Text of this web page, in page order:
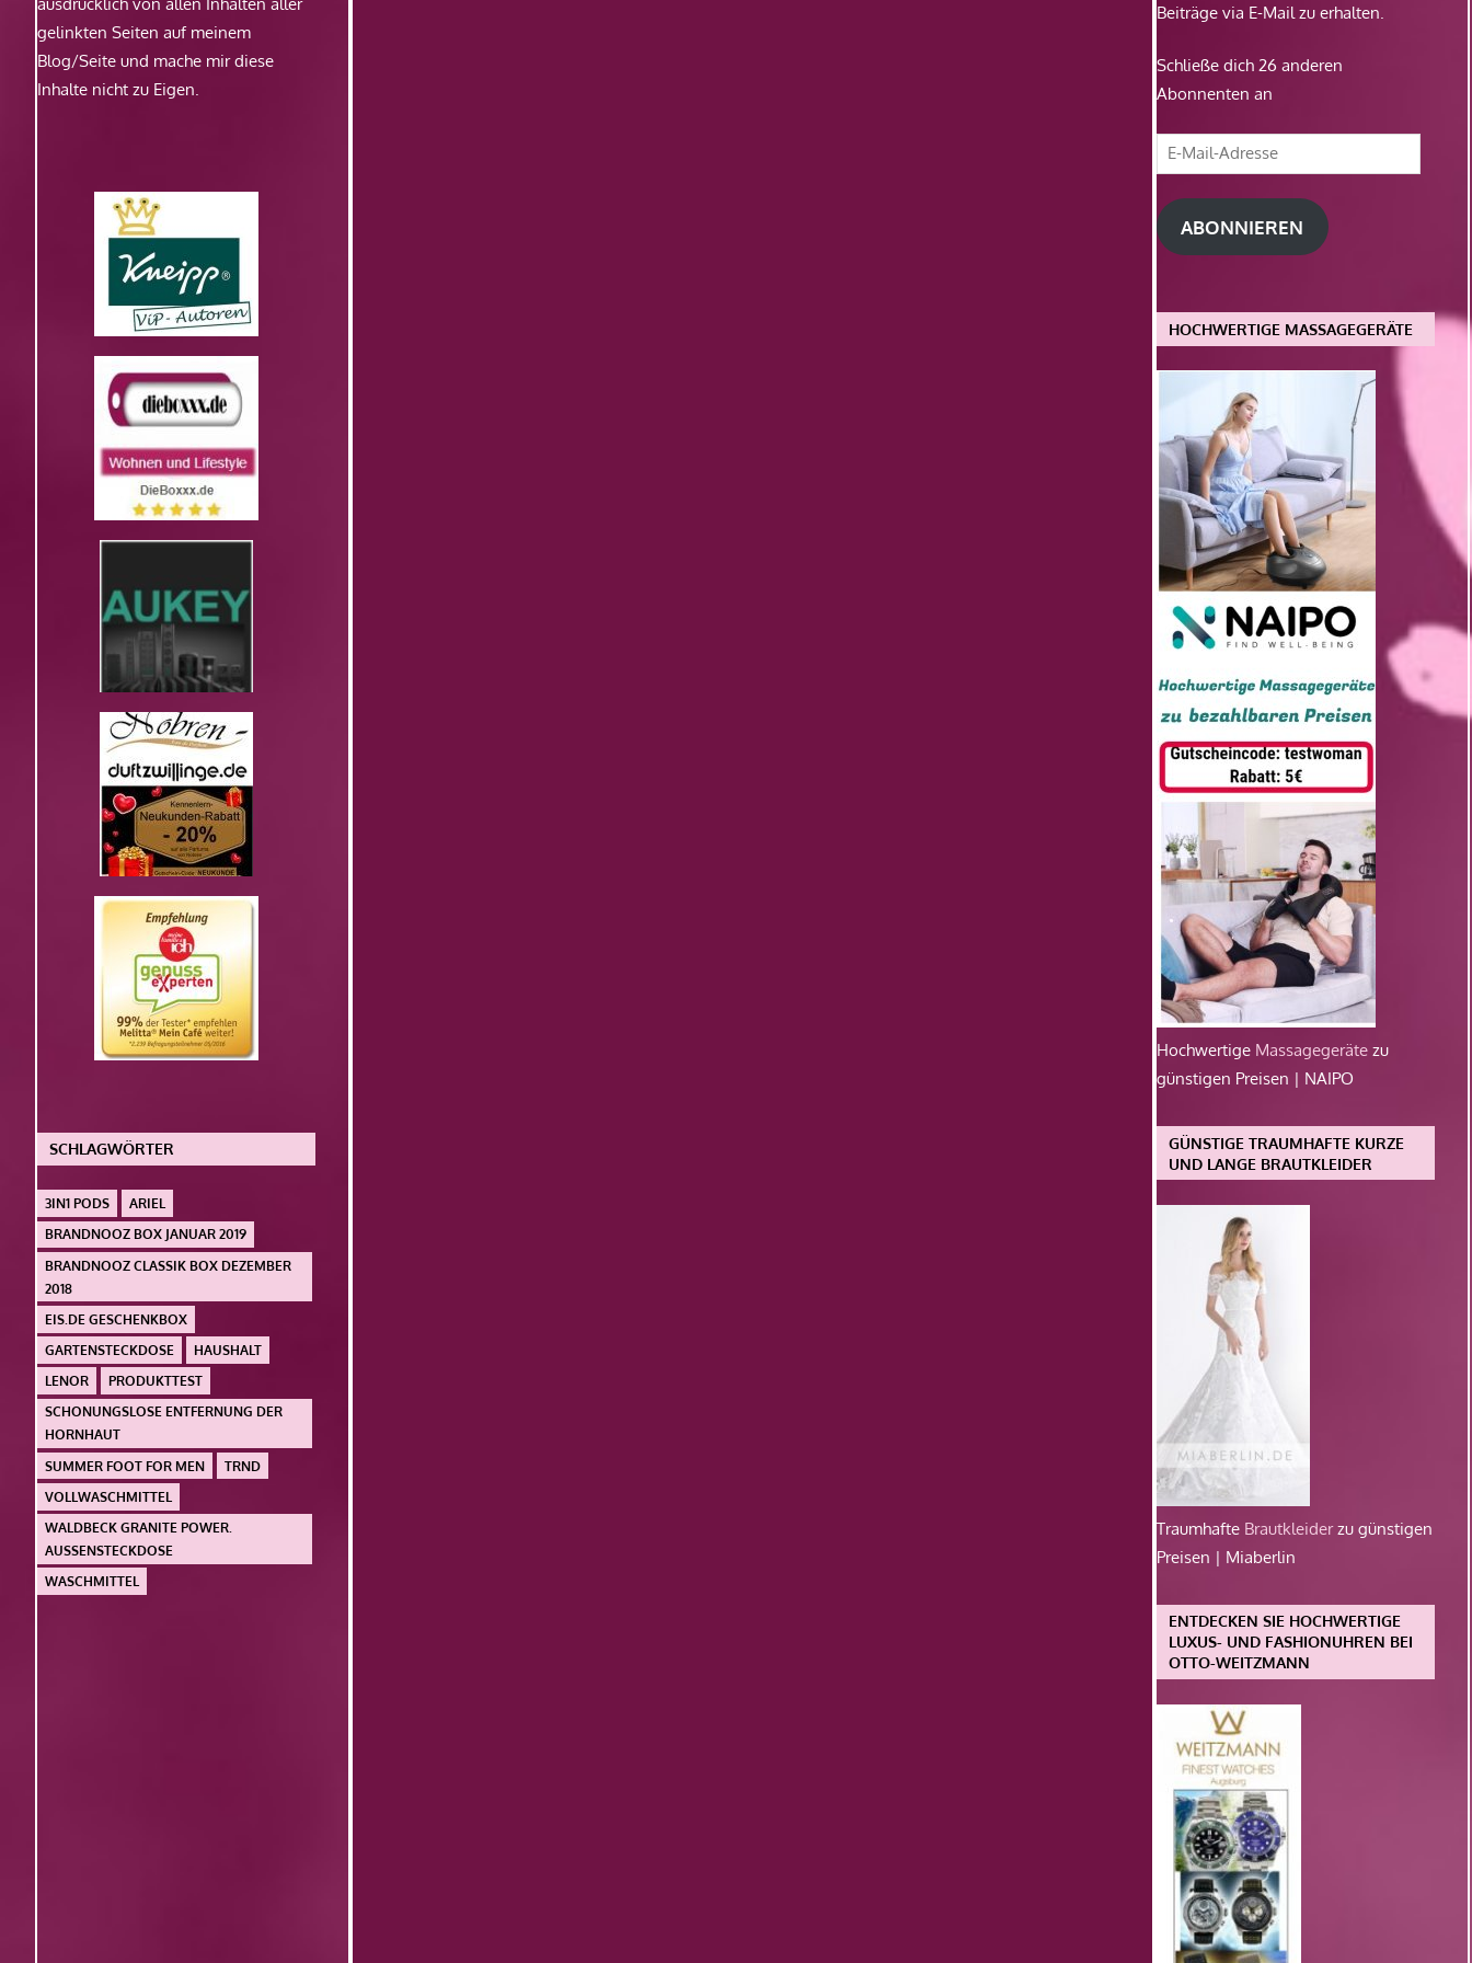
gelinkten Seiten auf meinem
Blog/Seite und mache mir diese
Inhalte nicht zu Eigen.
SCHLAGWÖRTER
3IN1 PODS
ARIEL
BRANDNOOZ BOX JANUAR 2019
BRANDNOOZ CLASSIK BOX DEZEMBER
2018
EIS.DE GESCHENKBOX
GARTENSTECKDOSE
HAUSHALT
LENOR
PRODUKTTEST
SCHONUNGSLOSE ENTFERNUNG DER
HORNHAUT
SUMMER FOOT FOR MEN
TRND
VOLLWASCHMITTEL
WALDBECK GRANITE POWER.
AUSSENSTECKDOSE
WASCHMITTEL
Beiträge via E-Mail zu erhalten.
Schließe dich 26 anderen
Abonnenten an
E-
Mail-
Adresse
ABONNIEREN
HOCHWERTIGE MASSAGEGERÄTE
Hochwertige Massagegeräte zu
günstigen Preisen | NAIPO
GÜNSTIGE TRAUMHAFTE KURZE
UND LANGE BRAUTKLEIDER
Traumhafte Brautkleiderzu günstigen
Preisen | Miaberlin
ENTDECKEN SIE HOCHWERTIGE
LUXUS- UND FASHIONUHREN BEI
OTTO-WEITZMANN